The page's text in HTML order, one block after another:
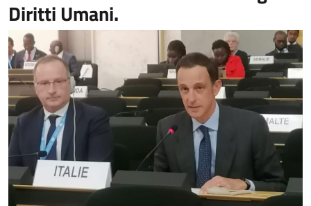
Diritti Umani.